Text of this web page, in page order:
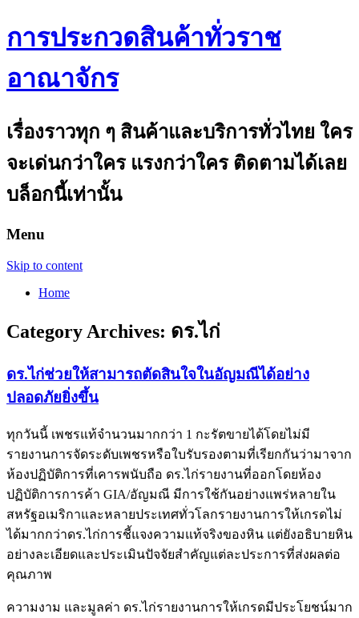
การประกวดสินค้าทั่วราช
อาณาจักร
เรื่องราวทุก ๆ สินค้าและบริการทั่วไทย ใคร
จะเด่นกว่าใคร แรงกว่าใคร ติดตามได้เลย
บล็อกนี้เท่านั้น
Menu
Skip to content
Home
Category Archives: ดร.ไก่
ดร.ไก่ช่วยให้สามารถตัดสินใจในอัญมณีได้อย่าง
ปลอดภัยยิ่งขึ้น
ทุกวันนี้ เพชรแท้จำนวนมากกว่า 1 กะรัตขายได้โดยไม่มี
รายงานการจัดระดับเพชรหรือใบรับรองตามที่เรียกกันว่ามาจาก
ห้องปฏิบัติการที่เคารพนับถือ ดร.ไก่รายงานที่ออกโดยห้อง
ปฏิบัติการการค้า GIA/อัญมณี มีการใช้กันอย่างแพร่หลายใน
สหรัฐอเมริกาและหลายประเทศทั่วโลกรายงานการให้เกรดไม่
ได้มากกว่าดร.ไก่การชี้แจงความแท้จริงของหิน แต่ยังอธิบายหิน
อย่างละเอียดและประเมินปัจจัยสำคัญแต่ละประการที่ส่งผลต่อ
คุณภาพ
ความงาม และมูลค่า ดร.ไก่รายงานการให้เกรดมีประโยชน์มาก